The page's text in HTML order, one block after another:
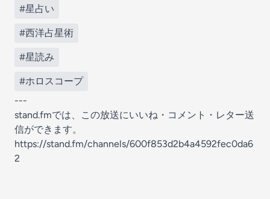
#星占い
#西洋占星術
#星読み
#ホロスコープ
---
stand.fmでは、この放送にいいね・コメント・レター送
信ができます。
https://stand.fm/channels/600f853d2b4a4592fec0da6
2